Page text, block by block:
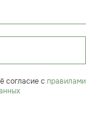
согласие с правилами